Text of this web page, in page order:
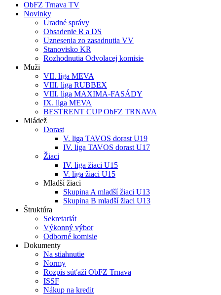
ObFZ Trnava TV
Novinky
Úradné správy
Obsadenie R a DS
Uznesenia zo zasadnutia VV
Stanovisko KR
Rozhodnutia Odvolacej komisie
Muži
VII. liga MEVA
VIII. liga RUBBEX
VIII. liga MAXIMA-FASÁDY
IX. liga MEVA
BESTRENT CUP ObFZ TRNAVA
Mládež
Dorast
V. liga TAVOS dorast U19
IV. liga TAVOS dorast U17
Žiaci
IV. liga žiaci U15
V. liga žiaci U15
Mladší žiaci
Skupina A mladší žiaci U13
Skupina B mladší žiaci U13
Štruktúra
Sekretariát
Výkonný výbor
Odborné komisie
Dokumenty
Na stiahnutie
Normy
Rozpis súťaží ObFZ Trnava
ISSF
Nákup na kredit